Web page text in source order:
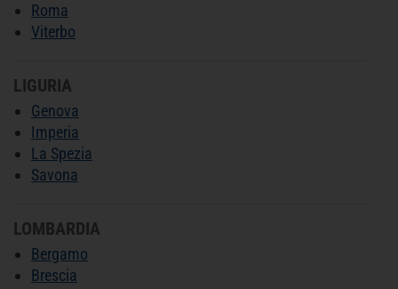
Roma
Viterbo
LIGURIA
Genova
Imperia
La Spezia
Savona
LOMBARDIA
Bergamo
Brescia